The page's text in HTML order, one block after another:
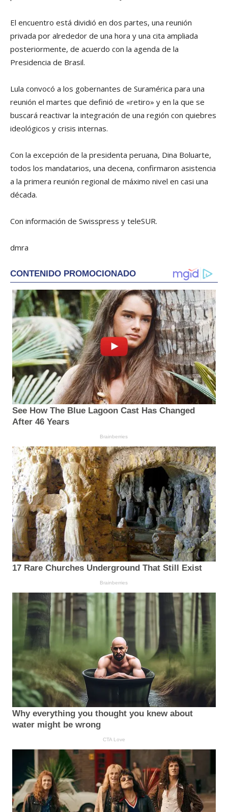
El encuentro está dividió en dos partes, una reunión
privada por alrededor de una hora y una cita ampliada
posteriormente, de acuerdo con la agenda de la
Presidencia de Brasil.
Lula convocó a los gobernantes de Suramérica para una
reunión el martes que definió de «retiro» y en la que se
buscará reactivar la integración de una región con quiebres
ideológicos y crisis internas.
Con la excepción de la presidenta peruana, Dina Boluarte,
todos los mandatarios, una decena, confirmaron asistencia
a la primera reunión regional de máximo nivel en casi una
década.
Con información de Swisspress y teleSUR.
dmra